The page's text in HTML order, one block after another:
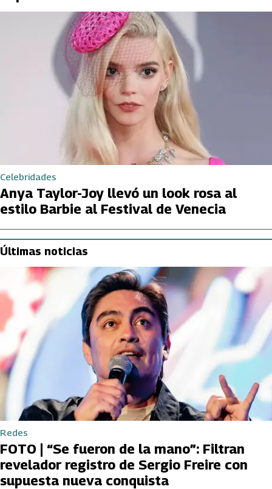
Celebridades
Anya Taylor-Joy llevó un look rosa al
estilo Barbie al Festival de Venecia
Últimas noticias
Redes
FOTO | “Se fueron de la mano”: Filtran
revelador registro de Sergio Freire con
supuesta nueva conquista